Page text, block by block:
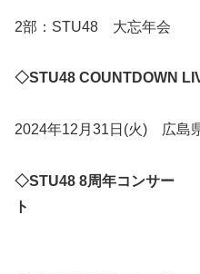
2部：STU48 大忘年会
◇STU48 COUNTDOWN
2024年12月31日(火) 広島
◇STU48 8周年コンサー